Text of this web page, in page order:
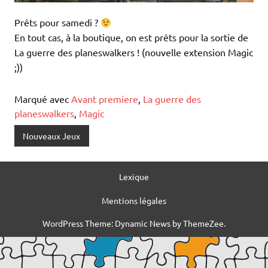
Prêts pour samedi ?
En tout cas, à la boutique, on est prêts pour la sortie de
La guerre des planeswalkers ! (nouvelle extension Magic
;))
Marqué avec Avant premiere, La guerre des
planeswalkers, Magic
Nouveaux Jeux
Lexique
Mentions légales
WordPress Theme: Dynamic News by ThemeZee.